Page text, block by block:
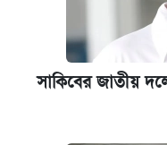
সাকিবের জাতীয়